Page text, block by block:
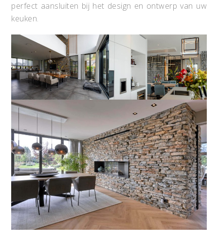
perfect aansluiten bij het design en ontwerp van uw
keuken.